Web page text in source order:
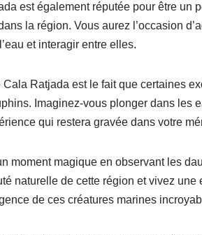
est également réputée pour être un
la région. Vous aurez l’occasion
et interagir entre elles.
Ratjada est le fait que certaines
Imaginez-vous plonger dans les
qui restera gravée dans votre
moment magique en observant les
naturelle de cette région et vivez une
de ces créatures marines